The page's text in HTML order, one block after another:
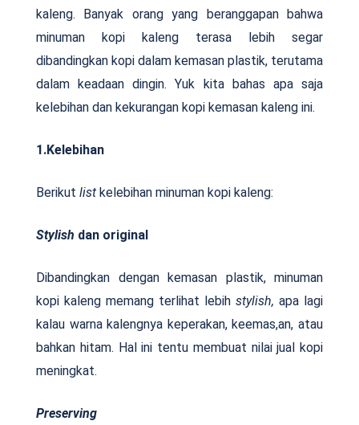
kaleng. Banyak orang yang beranggapan bahwa
minuman kopi kaleng terasa lebih segar
dibandingkan kopi dalam kemasan plastik, terutama
dalam keadaan dingin. Yuk kita bahas apa saja
kelebihan dan kekurangan kopi kemasan kaleng ini.
1.Kelebihan
Berikut list kelebihan minuman kopi kaleng:
Stylish dan original
Dibandingkan dengan kemasan plastik, minuman
kopi kaleng memang terlihat lebih stylish, apa lagi
kalau warna kalengnya keperakan, keemas,an, atau
bahkan hitam. Hal ini tentu membuat nilai jual kopi
meningkat.
Preserving